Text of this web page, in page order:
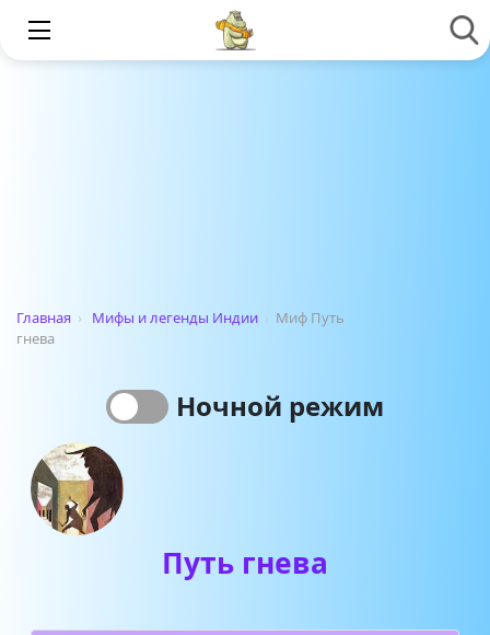
Главная › Мифы и легенды Индии › Миф Путь
гнева
Ночной режим
Путь гнева